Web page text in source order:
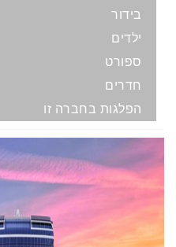
בידור
ילדים
ספורט
חדרים
הפלגות בחברה זו